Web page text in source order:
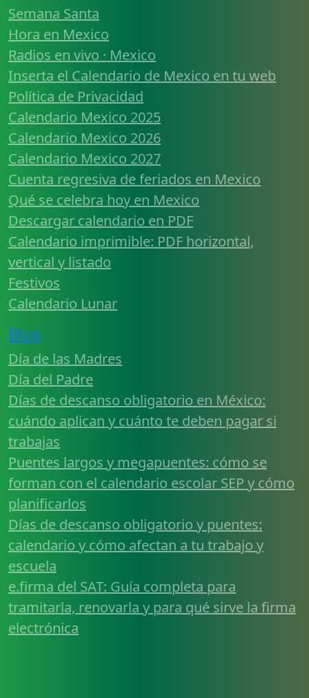
Semana Santa
Hora en Mexico
Radios en vivo · Mexico
Inserta el Calendario de Mexico en tu web
Política de Privacidad
Calendario Mexico 2025
Calendario Mexico 2026
Calendario Mexico 2027
Cuenta regresiva de feriados en Mexico
Qué se celebra hoy en Mexico
Descargar calendario en PDF
Calendario imprimible: PDF horizontal,
vertical y listado
Festivos
Calendario Lunar
Blog
Día de las Madres
Día del Padre
Días de descanso obligatorio en México:
cuándo aplican y cuánto te deben pagar si
trabajas
Puentes largos y megapuentes: cómo se
forman con el calendario escolar SEP y cómo
planificarlos
Días de descanso obligatorio y puentes:
calendario y cómo afectan a tu trabajo y
escuela
e.firma del SAT: Guía completa para
tramitarla, renovarla y para qué sirve la firma
electrónica